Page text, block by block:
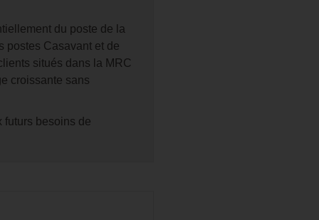
du poste de la
postes Casavant et de
situés dans la MRC
croissante sans
futurs besoins de